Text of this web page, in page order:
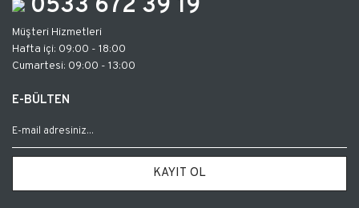
0533 672 39 19
Müşteri Hizmetleri
Hafta içi: 09:00 - 18:00
Cumartesi: 09:00 - 13:00
E-BÜLTEN
KAYIT OL